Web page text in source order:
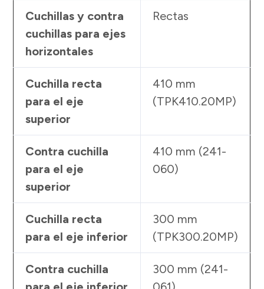
Cuchillas y contra
cuchillas para ejes
horizontales
Rectas
Cuchilla recta
para el eje
superior
410 mm
(TPK410.20MP)
Contra cuchilla
para el eje
superior
410 mm (241-
060)
Cuchilla recta
para el eje inferior
300 mm
(TPK300.20MP)
Contra cuchilla
300 mm (241-